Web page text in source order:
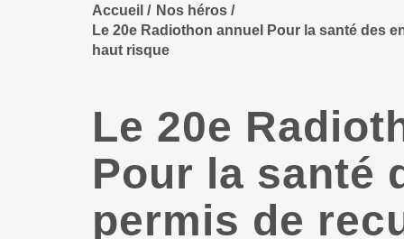
Accueil
Nos héros
Le 20e Radiothon annuel Pour la santé des
haut risque
Le 20e
Pour la santé
permis de